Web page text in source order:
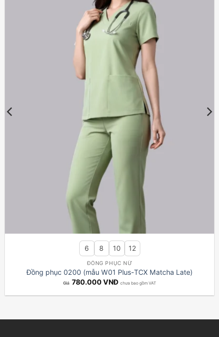
6 8 10 12
ĐỒNG PHỤC NỮ
Đồng phục 0200 (mẫu W01 Plus-TCX Matcha Late)
780.000 VNĐ chưa bao gồm VAT